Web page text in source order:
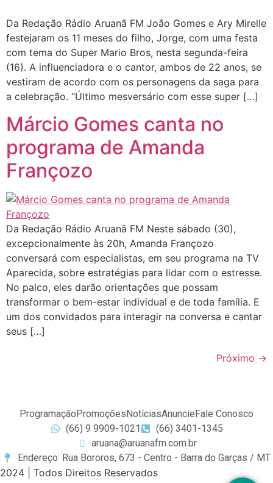
Da Redação Rádio Aruanã FM João Gomes e Ary Mirelle
festejaram os 11 meses do filho, Jorge, com uma festa
com tema do Super Mario Bros, nesta segunda-feira
(16). A influenciadora e o cantor, ambos de 22 anos, se
vestiram de acordo com os personagens da saga para
a celebração. “Último mesversário com esse super […]
Márcio Gomes canta no
programa de Amanda
Françozo
Da Redação Rádio Aruanã FM Neste sábado (30),
excepcionalmente às 20h, Amanda Françozo
conversará com especialistas, em seu programa na TV
Aparecida, sobre estratégias para lidar com o estresse.
No palco, eles darão orientações que possam
transformar o bem-estar individual e de toda família. E
um dos convidados para interagir na conversa e cantar
seus […]
Próximo →
ProgramaçãoPromoçõesNotíciasAnuncieFale Conosco
(66) 9 9909-1021
(66) 3401-1345
aruana@aruanafm.com.br
Endereço: Rua Bororos, 673 - Centro - Barra do Garças / MT
2024 | Todos Direitos Reservados